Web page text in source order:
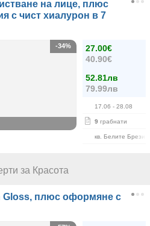
на лице, плюс
с чист хиалурон в 7
27.00€
40.90€
52.81лв
79.99лв
17.06 - 28.08
9 грабнати
кв. Белите Брези
-34%
за Красота
Gloss, плюс оформяне с